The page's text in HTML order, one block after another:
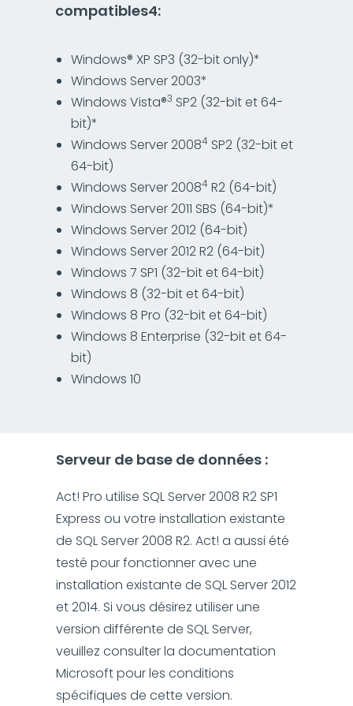
compatibles4:
Windows® XP SP3 (32-bit only)*
Windows Server 2003*
Windows Vista®3 SP2 (32-bit et 64-
bit)*
Windows Server 20084 SP2 (32-bit et
64-bit)
Windows Server 20084 R2 (64-bit)
Windows Server 2011 SBS (64-bit)*
Windows Server 2012 (64-bit)
Windows Server 2012 R2 (64-bit)
Windows 7 SP1 (32-bit et 64-bit)
Windows 8 (32-bit et 64-bit)
Windows 8 Pro (32-bit et 64-bit)
Windows 8 Enterprise (32-bit et 64-
bit)
Windows 10
Serveur de base de données :
Act! Pro utilise SQL Server 2008 R2 SP1
Express ou votre installation existante
de SQL Server 2008 R2. Act! a aussi été
testé pour fonctionner avec une
installation existante de SQL Server 2012
et 2014. Si vous désirez utiliser une
version différente de SQL Server,
veuillez consulter la documentation
Microsoft pour les conditions
spécifiques de cette version.